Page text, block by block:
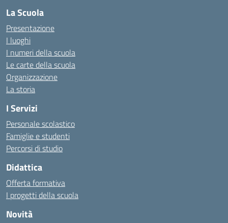
La Scuola
Presentazione
I luoghi
I numeri della scuola
Le carte della scuola
Organizzazione
La storia
I Servizi
Personale scolastico
Famiglie e studenti
Percorsi di studio
Didattica
Offerta formativa
I progetti della scuola
Novità